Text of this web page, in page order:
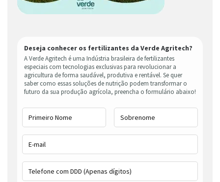
Deseja conhecer os fertilizantes da Verde Agritech?
A Verde Agritech é uma Indústria brasileira de fertilizantes
especiais com tecnologias exclusivas para revolucionar a
agricultura de forma saudável, produtiva e rentável. Se quer
saber como essas soluções de nutrição podem transformar o
futuro da sua produção agrícola, preencha o formulário abaixo!